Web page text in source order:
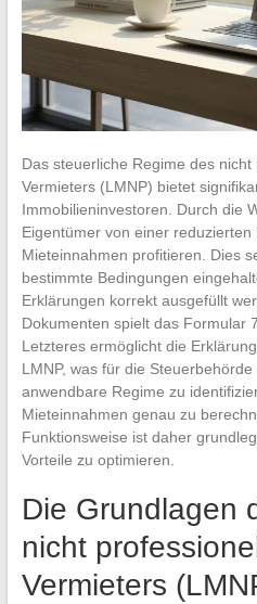
Das steuerliche Regime des
Vermieters (LMNP) bietet
Immobilieninvestoren. Durch die
Eigentümer von einer
Mieteinnahmen profitieren. Dies
bestimmte Bedingungen
Erklärungen korrekt ausgefüllt
Dokumenten spielt das Formular
Letzteres ermöglicht die
LMNP, was für die
anwendbare Regime zu
Mieteinnahmen genau zu
Funktionsweise ist daher
Vorteile zu optimieren.
Die Grundlagen
nicht
Vermieters